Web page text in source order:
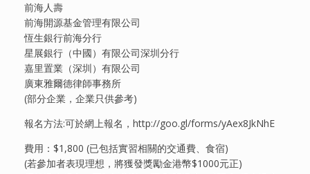
前海人壽
前海開源基金管理有限公司
恆生銀行前海分行
星展銀行（中國）有限公司深圳分行
嘉里置業（深圳）有限公司
廣東雅爾德律師事務所
(部分企業，企業只供參考)
報名方法:可於網上報名，http://goo.gl/forms/yAex8JkNhE
費用：$1,800 (已包括實習相關的交通費、食宿)
(若參加者表現理想，將獲發獎勵金港幣$1000元正)